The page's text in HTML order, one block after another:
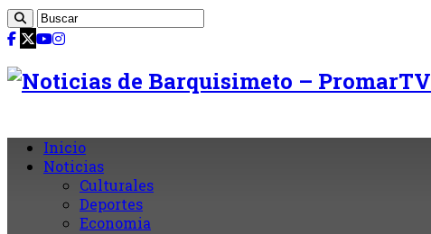
Inicio
Noticias
Culturales
Deportes
Economia